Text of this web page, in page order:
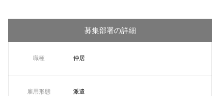
募集部署の詳細
職種 仲居
雇用形態 派遣